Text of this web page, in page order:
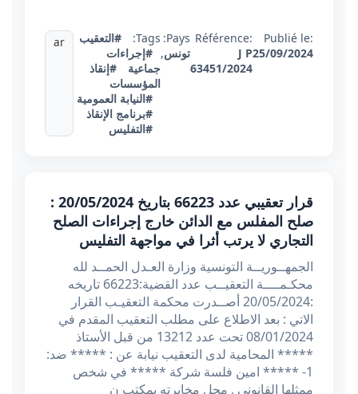
Publié le:
25/09/2024
Référence:
J P
63451/2024
Pays:
تونس,
Tags:
#التعقيب
#إجراءات
جماعية
#إنقاذ
المؤسسات
#النيابة العمومية
#برنامج الإنقاذ
#التفليس
ar
قرار تعقيبي عدد 66223 بتاريخ 20/05/2024 :
صلح المفلس مع الدائن خارج إجراءات الصلح
التجاري لا يرتب أثرا في مواجهة التفليس
الجمهــوريــة التونسية وزارة العـدل الحمــد لله
محكـمــــة التعقيــب عدد القضية:66223 تاريخه
:20/05/2024 أصــدرت محكمة التعقيـب القرار
الاتي : بعد الاطلاع على مطلب التعقيب المقدم في
08/01/2024 تحت عدد 13212 من قبل الأستاذ
***** المحامية لدى التعقيب نيابة عن : ***** ضد:
1- ***** امين فلسة شركة ***** في شخص
ممثلها القانوني , محل مخابرته بمكتب ن